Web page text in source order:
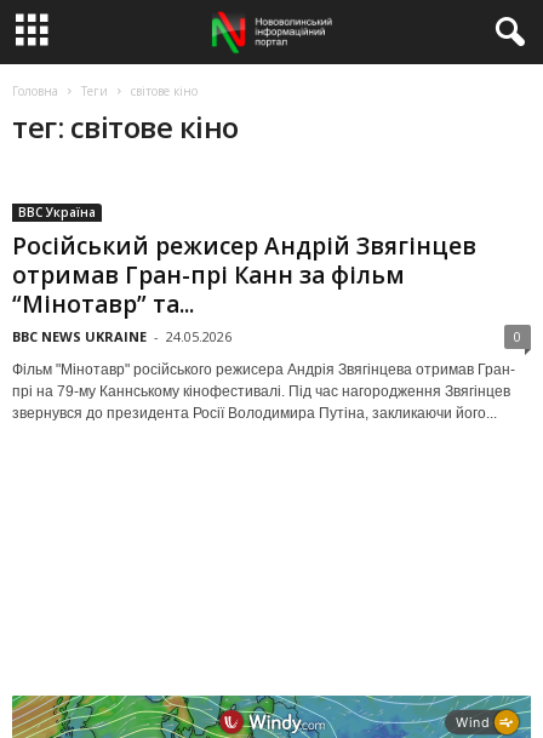
Головна Теги світове кіно
тег: світове кіно
BBC Україна
Російський режисер Андрій Звягінцев
отримав Гран-прі Канн за фільм
“Мінотавр” та...
BBC NEWS UKRAINE - 24.05.2026 0
Фільм "Мінотавр" російського режисера Андрія Звягінцева отримав Гран-
прі на 79-му Каннському кінофестивалі. Під час нагородження Звягінцев
звернувся до президента Росії Володимира Путіна, закликаючи його...